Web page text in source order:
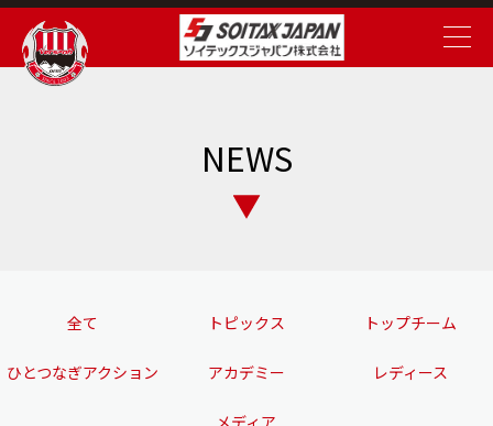
NEWS
全て トピックス トップチーム
ひとつなぎアクション アカデミー レディース
メディア